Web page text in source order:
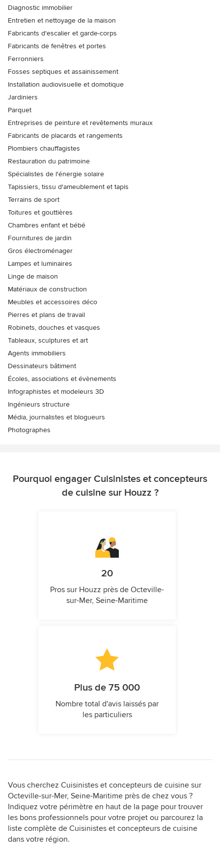
Diagnostic immobilier
Entretien et nettoyage de la maison
Fabricants d'escalier et garde-corps
Fabricants de fenêtres et portes
Ferronniers
Fosses septiques et assainissement
Installation audiovisuelle et domotique
Jardiniers
Parquet
Entreprises de peinture et revêtements muraux
Fabricants de placards et rangements
Plombiers chauffagistes
Restauration du patrimoine
Spécialistes de l'énergie solaire
Tapissiers, tissu d'ameublement et tapis
Terrains de sport
Toitures et gouttières
Chambres enfant et bébé
Fournitures de jardin
Gros électroménager
Lampes et luminaires
Linge de maison
Matériaux de construction
Meubles et accessoires déco
Pierres et plans de travail
Robinets, douches et vasques
Tableaux, sculptures et art
Agents immobiliers
Dessinateurs bâtiment
Écoles, associations et évènements
Infographistes et modeleurs 3D
Ingénieurs structure
Média, journalistes et blogueurs
Photographes
Pourquoi engager Cuisinistes et concepteurs
de cuisine sur Houzz ?
20
Pros sur Houzz près de Octeville-
sur-Mer, Seine-Maritime
Plus de 75 000
Nombre total d'avis laissés par
les particuliers
Vous cherchez Cuisinistes et concepteurs de cuisine sur
Octeville-sur-Mer, Seine-Maritime près de chez vous ?
Indiquez votre périmètre en haut de la page pour trouver
les bons professionnels pour votre projet ou parcourez la
liste complète de Cuisinistes et concepteurs de cuisine
dans votre région.